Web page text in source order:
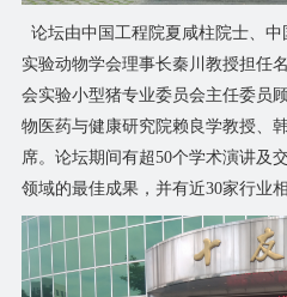
论坛由中国工程院夏咸柱院士、
实验动物学会理事长秦川教授担任
会实验小型猪专业委员会主任委员
物医药与健康研究院赖良学教授、
席。论坛期间有超50个学术演讲及
领域的最佳成果，并有近30家行业